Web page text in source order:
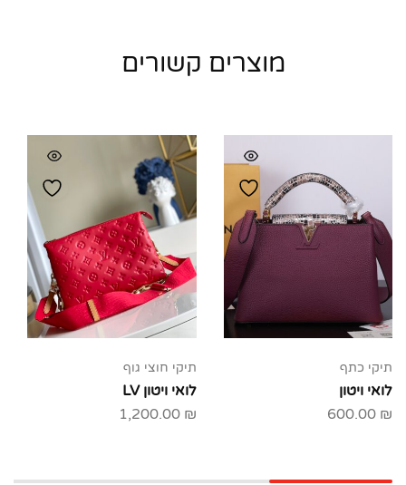
מוצרים קשורים
תיקי כתף
לואי ויטון
600.00 ₪
תיקי חוצי גוף
לואי ויטון LV
1,200.00 ₪